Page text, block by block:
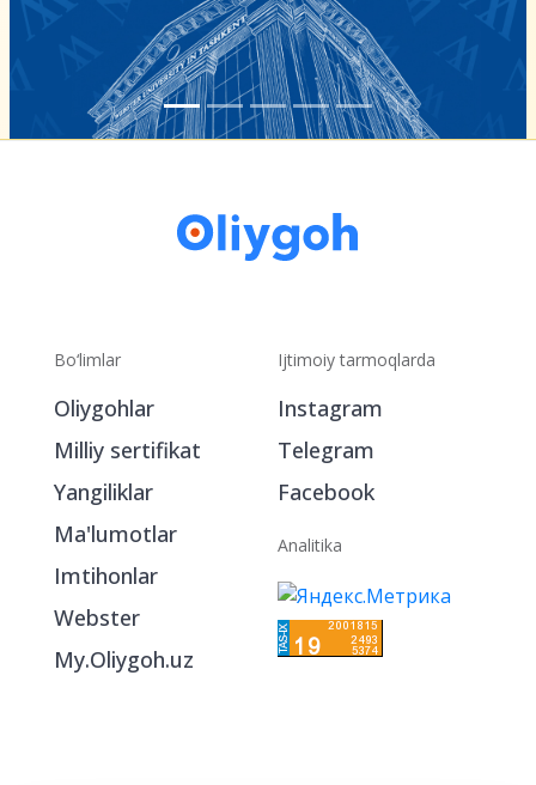
Bo‘limlar
Oliygohlar
Milliy sertifikat
Yangiliklar
Ma'lumotlar
Imtihonlar
Ijtimoiy tarmoqlarda
Instagram
Telegram
Analitika